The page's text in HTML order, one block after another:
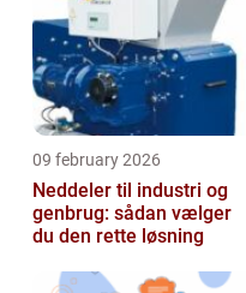
09 february 2026
Neddeler til industri og
genbrug: sådan vælger
du den rette løsning